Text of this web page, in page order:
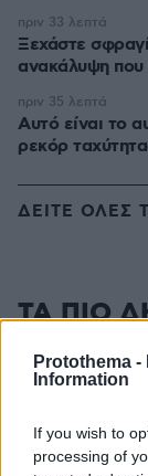
Protothema -
Information
If you wish to
processing of
Ξεχάστε
ανακάλυψη που
πριν 33 λεπτά
Αυτό είναι το
ρεκόρ
πριν 35 λεπτά
ΔΕΙΤΕ ΟΛΕΣ
ΤΑ ΠΙΟ